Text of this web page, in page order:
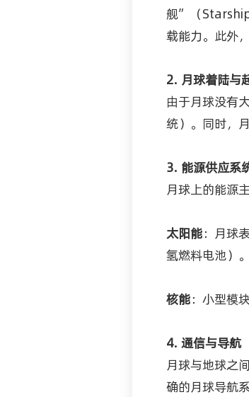
舰”（Starship
载能力。此外
2. 月球着陆与
由于月球没有
统）。同时，
3. 能源供应系
月球上的能源
太阳能：月球
氢燃料电池）。
核能：小型模
4. 通信与导航
月球与地球之
确的月球导航